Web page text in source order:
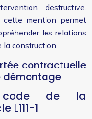
destructive.
cette mention permet
les relations
la construction.
contractuelle
démontage
de la
1